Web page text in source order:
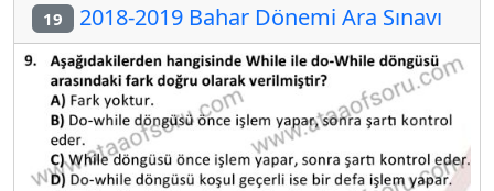
19 2018-2019 Bahar Dönemi Ara Sınavı